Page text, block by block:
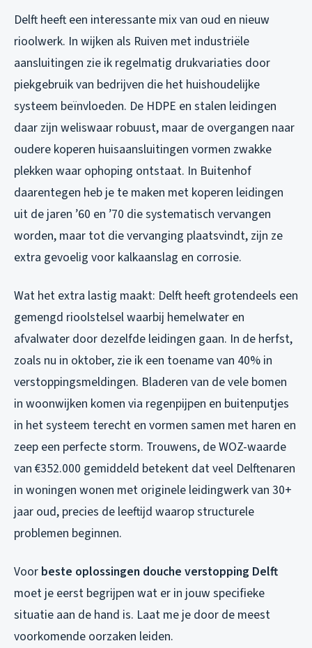
Delft heeft een interessante mix van oud en nieuw
rioolwerk. In wijken als Ruiven met industriële
aansluitingen zie ik regelmatig drukvariaties door
piekgebruik van bedrijven die het huishoudelijke
systeem beïnvloeden. De HDPE en stalen leidingen
daar zijn weliswaar robuust, maar de overgangen naar
oudere koperen huisaansluitingen vormen zwakke
plekken waar ophoping ontstaat. In Buitenhof
daarentegen heb je te maken met koperen leidingen
uit de jaren ’60 en ’70 die systematisch vervangen
worden, maar tot die vervanging plaatsvindt, zijn ze
extra gevoelig voor kalkaanslag en corrosie.
Wat het extra lastig maakt: Delft heeft grotendeels een
gemengd rioolstelsel waarbij hemelwater en
afvalwater door dezelfde leidingen gaan. In de herfst,
zoals nu in oktober, zie ik een toename van 40% in
verstoppingsmeldingen. Bladeren van de vele bomen
in woonwijken komen via regenpijpen en buitenputjes
in het systeem terecht en vormen samen met haren en
zeep een perfecte storm. Trouwens, de WOZ-waarde
van €352.000 gemiddeld betekent dat veel Delftenaren
in woningen wonen met originele leidingwerk van 30+
jaar oud, precies de leeftijd waarop structurele
problemen beginnen.
Voor beste oplossingen douche verstopping Delft
moet je eerst begrijpen wat er in jouw specifieke
situatie aan de hand is. Laat me je door de meest
voorkomende oorzaken leiden.